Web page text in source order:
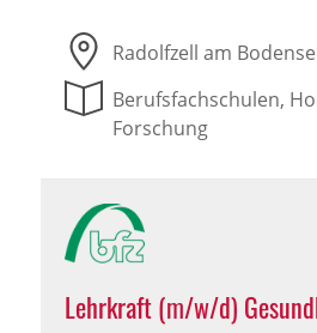
Radolfzell am
Berufsfachschulen,
Forschung
Lehrkraft (m/w/d)